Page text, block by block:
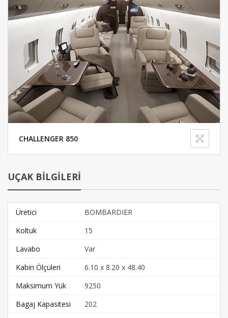
CHALLENGER 850
UÇAK BİLGİLERİ
Üretici
BOMBARDIER
Koltuk
15
Lavabo
Var
Kabin Ölçüleri
6.10 x 8.20 x 48.40
Maksimum Yük
9250
Bagaj Kapasitesi
202